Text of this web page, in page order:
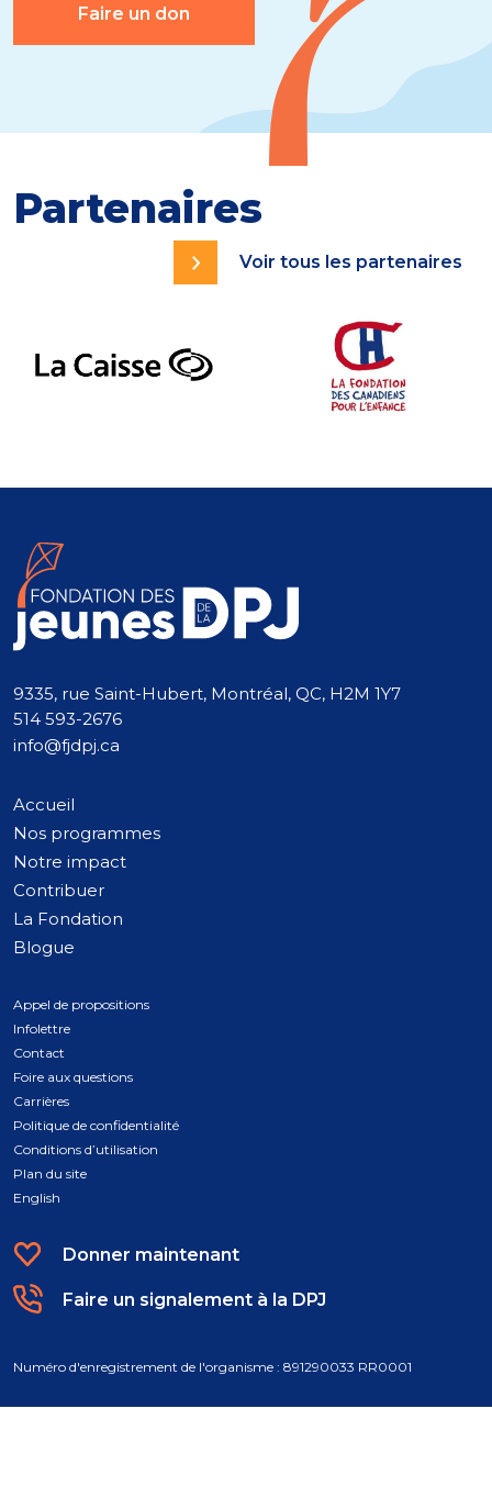
Faire un don
Partenaires
Voir tous les partenaires
9335, rue Saint-Hubert, Montréal, QC, H2M 1Y7
514 593-2676
info@fjdpj.ca
Accueil
Nos programmes
Notre impact
Contribuer
La Fondation
Blogue
Appel de propositions
Infolettre
Contact
Foire aux questions
Carrières
Politique de confidentialité
Conditions d’utilisation
Plan du site
English
Donner maintenant
Faire un signalement à la DPJ
Numéro d'enregistrement de l'organisme : 891290033 RR0001